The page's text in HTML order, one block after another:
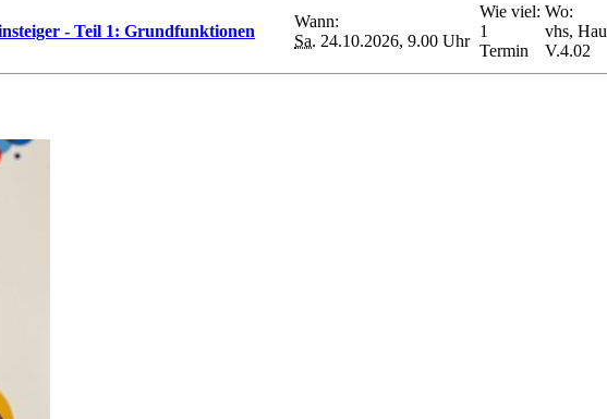
- Teil 1: Grundfunktionen
Wann:
Sa. 24.10.2026, 9.00 Uhr
Wie viel:
1
Termin
Wo:
vhs,
V.4.02